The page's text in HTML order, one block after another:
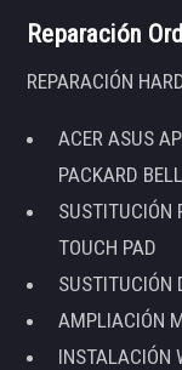
Reparación
REPARACIÓN
ACER ASUS
PACKARD
SUSTITUCIÓN
TOUCH PAD
SUSTITUCIÓN
AMPLIACIÓN
INSTALACIÓN